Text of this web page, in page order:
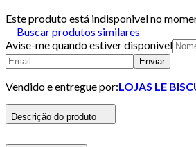
Este produto está indisponivel no
Buscar produtos similares
Avise-me quando estiver disponivel
Enviar
Vendido e entregue por:LOJAS LE
Descrição do produto